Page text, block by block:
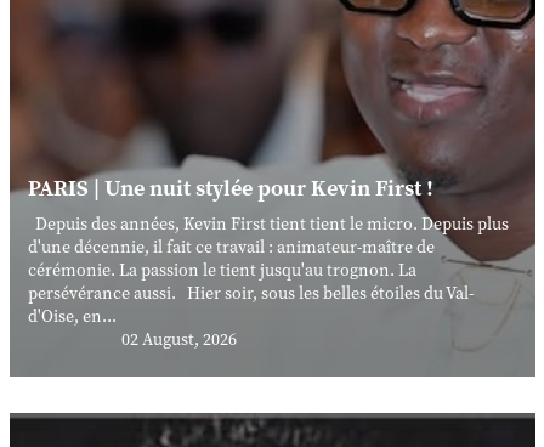
PARIS | Une nuit stylée pour Kevin First !
Depuis des années, Kevin First tient tient le micro. Depuis plus
d'une décennie, il fait ce travail : animateur-maître de
cérémonie. La passion le tient jusqu'au trognon. La
persévérance aussi. Hier soir, sous les belles étoiles du Val-
d'Oise, en...
02 August, 2026